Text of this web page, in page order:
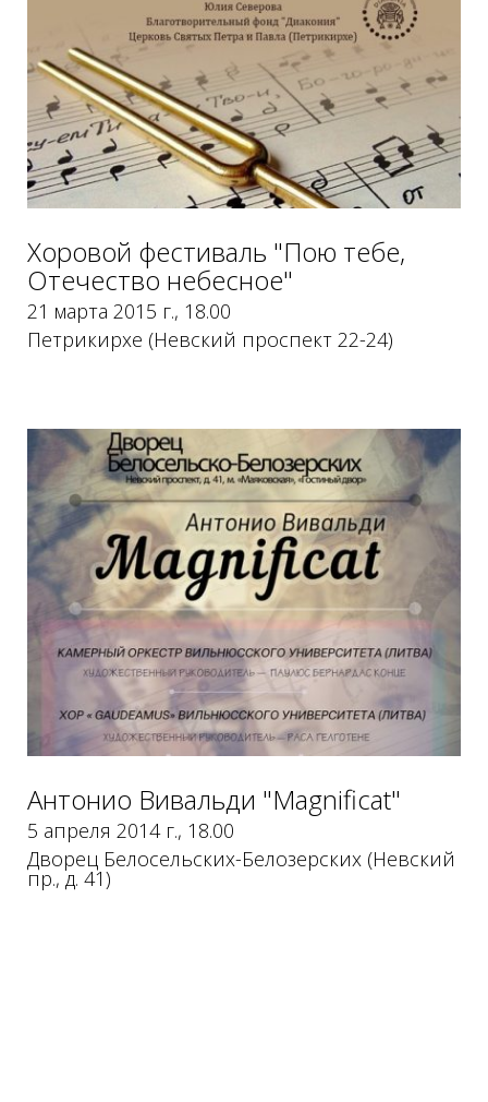
Хоровой фестиваль "Пою тебе,
Отечество небесное"
21 марта 2015 г., 18.00
Петрикирхе (Невский проспект 22-24)
Антонио Вивальди "Magnificat"
5 апреля 2014 г., 18.00
Дворец Белосельских-Белозерских (Невский
пр., д. 41)